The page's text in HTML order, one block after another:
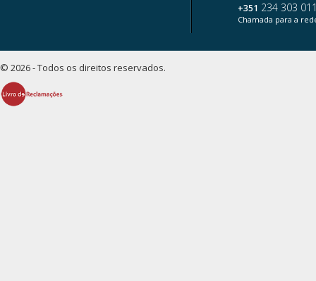
+351 234 303
Chamada para a
© 2026 - Todos os direitos reservados.